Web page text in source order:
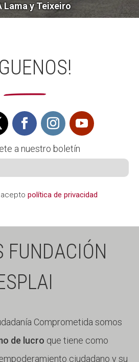
Lama y Teixeiro
a nuestro boletín
política de privacidad
FUNDACIÓN
Comprometida somos
de lucro que tiene como
ciudadano y su